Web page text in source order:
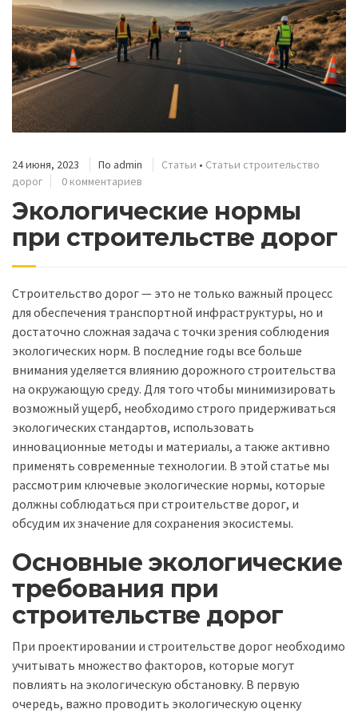
24 июня, 2023 По admin Статьи • Статьи строительство
дорог
0 комментариев
Экологические нормы
при строительстве дорог
Строительство дорог — это не только важный процесс
для обеспечения транспортной инфраструктуры, но и
достаточно сложная задача с точки зрения соблюдения
экологических норм. В последние годы все больше
внимания уделяется влиянию дорожного строительства
на окружающую среду. Для того чтобы минимизировать
возможный ущерб, необходимо строго придерживаться
экологических стандартов, использовать
инновационные методы и материалы, а также активно
применять современные технологии. В этой статье мы
рассмотрим ключевые экологические нормы, которые
должны соблюдаться при строительстве дорог, и
обсудим их значение для сохранения экосистемы.
Основные экологические
требования при
строительстве дорог
При проектировании и строительстве дорог необходимо
учитывать множество факторов, которые могут
повлиять на экологическую обстановку. В первую
очередь, важно проводить экологическую оценку